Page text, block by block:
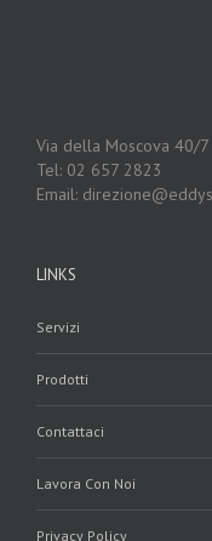
Via della Moscova 40/
Tel: 02 657 2823
Email:
LINKS
Servizi
Prodotti
Contattaci
Lavora Con Noi
Privacy Policy